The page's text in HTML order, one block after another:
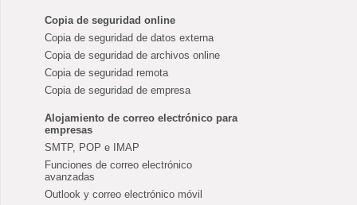
Copia de seguridad online
Copia de seguridad de datos externa
Copia de seguridad de archivos online
Copia de seguridad remota
Copia de seguridad de empresa
Alojamiento de correo electrónico para
empresas
SMTP, POP e IMAP
Funciones de correo electrónico
avanzadas
Outlook y correo electrónico móvil